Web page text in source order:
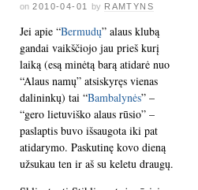
on 2010-04-01 by RAMTYNS
Jei apie “Bermudų” alaus klubą
gandai vaikščiojo jau prieš kurį
laiką (esą minėtą barą atidarė nuo
“Alaus namų” atsiskyręs vienas
dalininkų) tai “Bambalynės” –
“gero lietuviško alaus rūsio” –
paslaptis buvo išsaugota iki pat
atidarymo. Paskutinę kovo dieną
užsukau ten ir aš su keletu draugų.